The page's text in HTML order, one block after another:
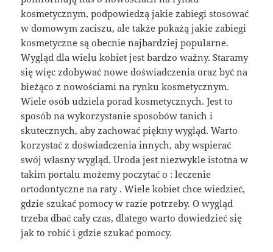
kosmetycznym, podpowiedzą jakie zabiegi stosować
w domowym zaciszu, ale także pokażą jakie zabiegi
kosmetyczne są obecnie najbardziej popularne.
Wygląd dla wielu kobiet jest bardzo ważny. Staramy
się więc zdobywać nowe doświadczenia oraz być na
bieżąco z nowościami na rynku kosmetycznym.
Wiele osób udziela porad kosmetycznych. Jest to
sposób na wykorzystanie sposobów tanich i
skutecznych, aby zachować piękny wygląd. Warto
korzystać z doświadczenia innych, aby wspierać
swój własny wygląd. Uroda jest niezwykle istotna w
takim portalu możemy poczytać o : leczenie
ortodontyczne na raty . Wiele kobiet chce wiedzieć,
gdzie szukać pomocy w razie potrzeby. O wygląd
trzeba dbać cały czas, dlatego warto dowiedzieć się
jak to robić i gdzie szukać pomocy.